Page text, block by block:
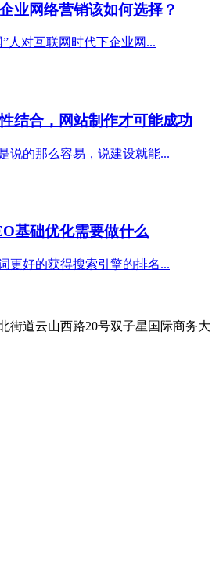
业网络营销该如何选择？
人对互联网时代下企业网...
结合，网站制作才可能成功
说的那么容易，说建设就能...
基础优化需要做什么
更好的获得搜索引擎的排名...
街道云山西路20号双子星国际商务大